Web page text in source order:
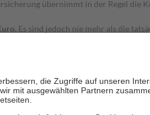
übernimmt in der Regel die
Es sind jedoch nie mehr als die
Zuzahlungen an bei: